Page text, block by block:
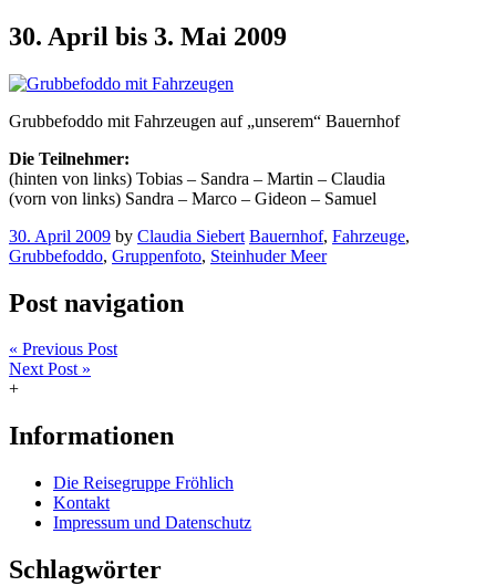
30. April bis 3. Mai 2009
Grubbefoddo mit Fahrzeugen auf „unserem“ Bauernhof
Die Teilnehmer:
(hinten von links) Tobias – Sandra – Martin – Claudia
(vorn von links) Sandra – Marco – Gideon – Samuel
30. April 2009 by Claudia Siebert Bauernhof, Fahrzeuge,
Grubbefoddo, Gruppenfoto, Steinhuder Meer
Post navigation
« Previous Post
Next Post »
+
Informationen
Die Reisegruppe Fröhlich
Kontakt
Impressum und Datenschutz
Schlagwörter